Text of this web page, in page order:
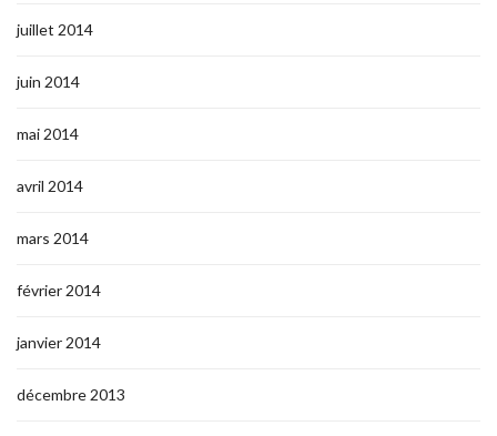
juillet 2014
juin 2014
mai 2014
avril 2014
mars 2014
février 2014
janvier 2014
décembre 2013